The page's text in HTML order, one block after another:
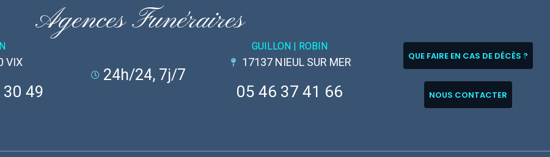
Agences Funéraires
VIX
49
24h/24, 7j/7
GUILLON | ROBIN
17137 NIEUL SUR MER
05 46 37 41 66
QUE FAIRE EN CAS DE DÉCÈS ?
NOUS CONTACTER